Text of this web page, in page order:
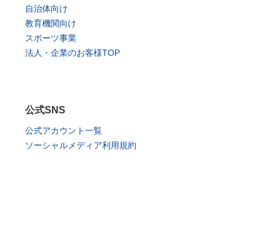
自治体向け
教育機関向け
スポーツ事業
法人・企業のお客様TOP
公式SNS
公式アカウント一覧
ソーシャルメディア利用規約